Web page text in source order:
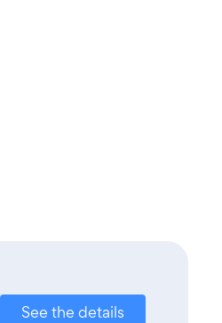
See the details